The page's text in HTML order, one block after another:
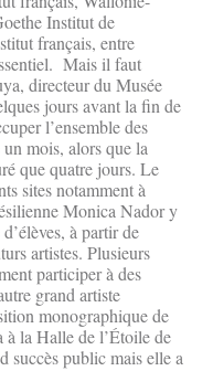
Institut de
français, entre
Mais il faut
directeur du Musée
jours avant la fin de
l’ensemble des
mois, alors que la
que quatre jours. Le
sites notamment à
Monica Nador y
à partir de
artistes. Plusieurs
participer à des
grand artiste
monographique de
à la Halle de l’Étoile de
succès public mais elle a